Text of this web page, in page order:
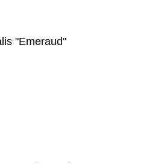
"Emeraud"